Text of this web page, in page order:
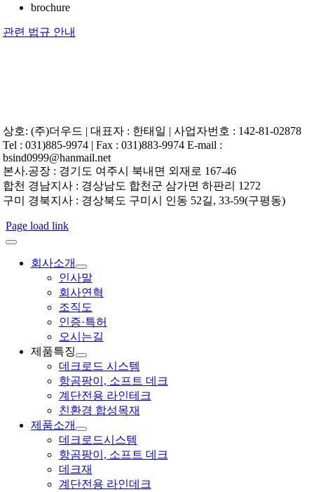
brochure
관련 법규 안내
상호: (주)더우드 | 대표자 : 한태일 | 사업자번호 : 142-81-02878
Tel : 031)885-9974 | Fax : 031)883-9974 E-mail :
bsind0999@hanmail.net
본사.공장 : 경기도 여주시 북내면 외재로 167-46
합천 경남지사 : 경상남도 합천군 삼가면 하판리 1272
구미 경북지사 : 경상북도 구미시 인동 52길, 33-59(구평동)
Page load link
회사소개
인사말
회사연혁
조직도
인증·특허
오시는길
제품특징
데크로드 시스템
항곰팡이, 소프트 데크
계단전용 라인테크
친환경 합성목재
제품소개
데크로드시스템
항곰팡이, 소프트 데크
데크재
계단전용 라인데크